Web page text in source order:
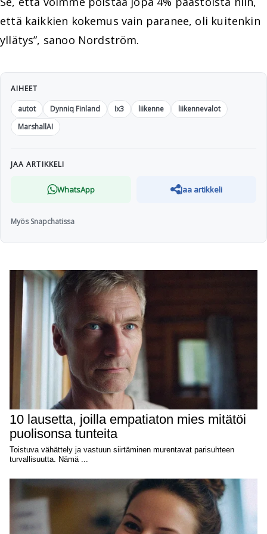
että kaikkien kokemus vain paranee, oli kuitenkin
yllätys”, sanoo Nordström.
AIHEET
autot
Dynniq Finland Ix3 liikenne
liikennevalot
MarshallAI
JAA ARTIKKELI
WhatsApp Jaa artikkeli
Myös Snapchatissa